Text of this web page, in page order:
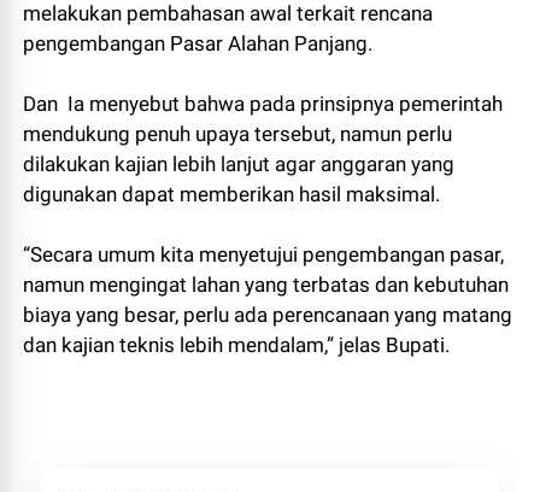
melakukan pembahasan awal terkait rencana
pengembangan Pasar Alahan Panjang.
Dan Ia menyebut bahwa pada prinsipnya pemerintah
mendukung penuh upaya tersebut, namun perlu
dilakukan kajian lebih lanjut agar anggaran yang
digunakan dapat memberikan hasil maksimal.
“Secara umum kita menyetujui pengembangan pasar,
namun mengingat lahan yang terbatas dan kebutuhan
biaya yang besar, perlu ada perencanaan yang matang
dan kajian teknis lebih mendalam,” jelas Bupati.